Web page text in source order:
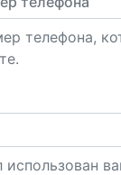
телефона,